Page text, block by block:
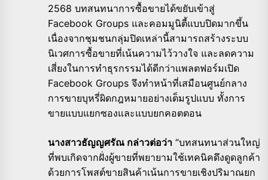
2568 บทสนทนาการซื้อขายได้ขยับเข้าสู่
Facebook Groups และคอมมูนิตี้แบบปิดมากขึ้น
เนื่องจากชุมชนกลุ่มปิดเหล่านี้สามารถสร้างระบบ
นิเวศการซื้อขายที่เน้นความไว้วางใจ และลดความ
เสี่ยงในการทำธุรกรรมได้ดีกว่าแพลตฟอร์มเปิด
Facebook Groups จึงทำหน้าที่เสมือนศูนย์กลาง
การขายบุหรี่ผิดกฎหมายอย่างเต็มรูปแบบ ทั้งการ
ขายแบบแยกซองและแบบยกคอตตอน
นางสาวธัญญศรัณ กล่าวต่อว่า “บทสนทนาส่วนใหญ่
ที่พบเกิดจากฝั่งผู้ขายที่พยายามใช้เทคนิคดึงดูดลูกค้า
ด้วยการโพสต์ขายสินค้าเน้นการขายเชิงปริมาณยก